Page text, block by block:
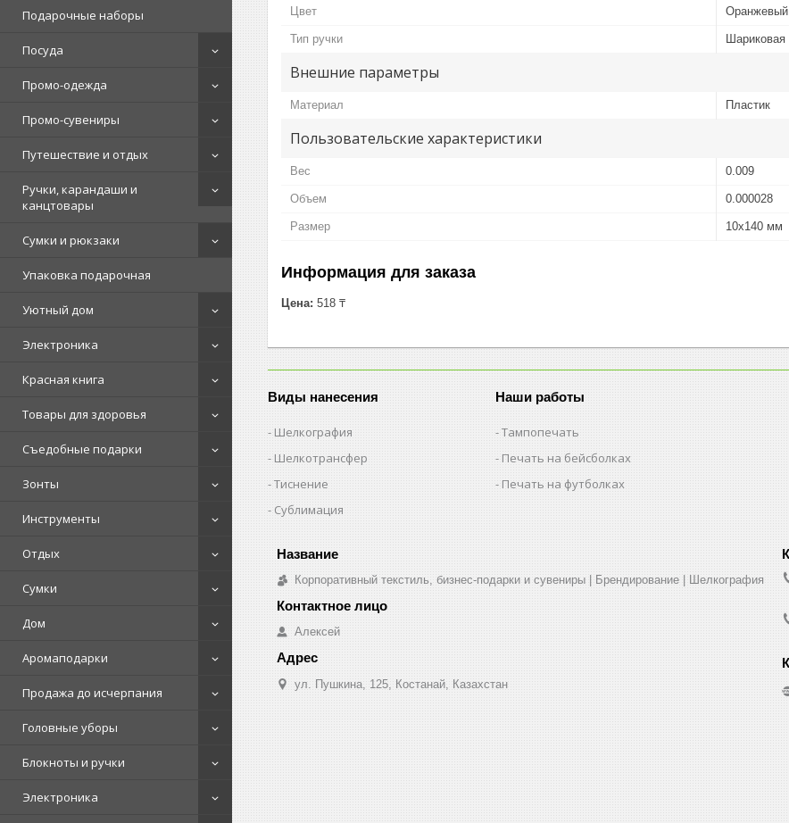
Подарочные наборы
Посуда
Промо-одежда
Промо-сувениры
Путешествие и отдых
Ручки, карандаши и
канцтовары
Сумки и рюкзаки
Упаковка подарочная
Уютный дом
Электроника
Красная книга
Товары для здоровья
Съедобные подарки
Зонты
Инструменты
Отдых
Сумки
Дом
Аромаподарки
Продажа до исчерпания
Головные уборы
Блокноты и ручки
Электроника
Цвет Оранжевый
Тип ручки Шариковая
Внешние параметры
Материал Пластик
Пользовательские характеристики
Вес 0.009
Объем 0.000028
Размер 10х140 мм
Информация для заказа
Цена: 518 ₸
Виды нанесения
Шелкография
Шелкотрансфер
Тиснение
Сублимация
Наши работы
Тампопечать
Печать на бейсболках
Печать на футболках
Корпоративный текстиль, бизнес-подарки и сувениры | Брендирование | Шелкография
Алексей
ул. Пушкина, 125, Костанай, Казахстан